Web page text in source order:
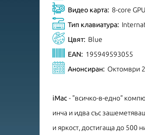
Видео карта: 8-core GPU
Тип клавиатура:
Цвят: Blue
EAN: 195949593055
Анонсиран: Октомври
iMac- "всичко-в-едно"
инча и идва със
и яркост, достигаща до 500